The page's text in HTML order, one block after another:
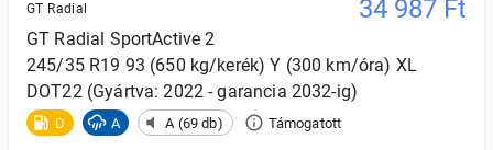
GT Radial 34 987 Ft
GT Radial SportActive 2
245/35 R19 93 (650 kg/kerék) Y (300 km/óra) XL
DOT22 (Gyártva: 2022 - garancia 2032-ig)
D A A (69 db) Támogatott